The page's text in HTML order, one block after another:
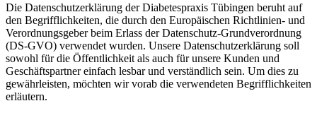
Die Datenschutzerklärung der Diabetespraxis Tübingen beruht auf
den Begrifflichkeiten, die durch den Europäischen Richtlinien- und
Verordnungsgeber beim Erlass der Datenschutz-Grundverordnung
(DS-GVO) verwendet wurden. Unsere Datenschutzerklärung soll
sowohl für die Öffentlichkeit als auch für unsere Kunden und
Geschäftspartner einfach lesbar und verständlich sein. Um dies zu
gewährleisten, möchten wir vorab die verwendeten Begrifflichkeiten
erläutern.